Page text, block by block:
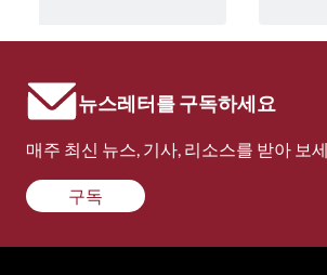
뉴스레터를 구독하세요
매주 최신 뉴스, 기사, 리소스를 받아 보
구독